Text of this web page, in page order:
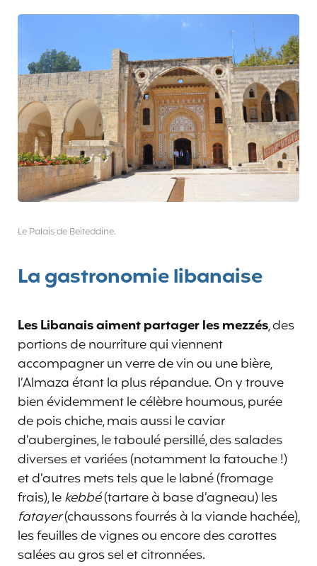
Le Palais de Beiteddine.
La gastronomie libanaise
Les Libanais aiment partager les mezzés, des
portions de nourriture qui viennent
accompagner un verre de vin ou une bière,
l’Almaza étant la plus répandue. On y trouve
bien évidemment le célèbre houmous, purée
de pois chiche, mais aussi le caviar
d’aubergines, le taboulé persillé, des salades
diverses et variées (notamment la fatouche !)
et d’autres mets tels que le labné (fromage
frais), lekebbé(tartare à base d’agneau) les
fatayer(chaussons fourrés à la viande hachée),
les feuilles de vignes ou encore des carottes
salées au gros sel et citronnées.